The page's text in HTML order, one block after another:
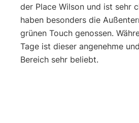
der Place Wilson und ist sehr
haben besonders die
grünen Touch genossen.
Tage ist dieser angenehme
Bereich sehr beliebt.